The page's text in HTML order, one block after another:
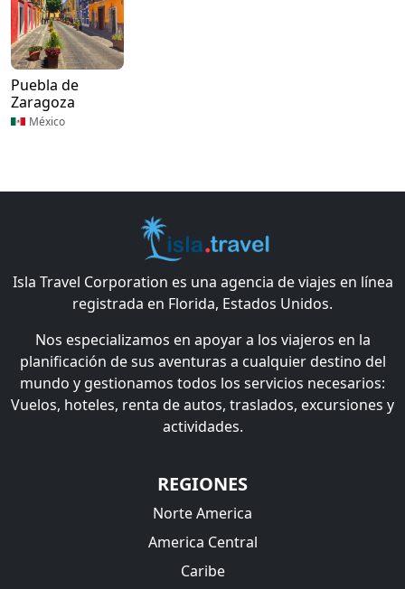
Puebla de
Zaragoza
México
Isla Travel Corporation es una agencia de viajes en línea
registrada en Florida, Estados Unidos.
Nos especializamos en apoyar a los viajeros en la
planificación de sus aventuras a cualquier destino del
mundo y gestionamos todos los servicios necesarios:
Vuelos, hoteles, renta de autos, traslados, excursiones y
actividades.
REGIONES
Norte America
America Central
Caribe